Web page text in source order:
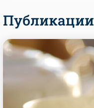
Публикации